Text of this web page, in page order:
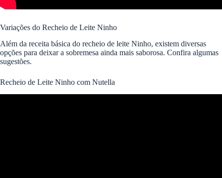
Variações do Recheio de Leite Ninho
Além da receita básica do recheio de leite Ninho, existem diversas
opções para deixar a sobremesa ainda mais saborosa. Confira algumas
sugestões.
Recheio de Leite Ninho com Nutella